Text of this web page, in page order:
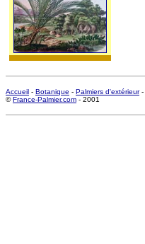
Accueil - Botanique - Palmiers d'extérieur-
©France-Palmier.com - 2001